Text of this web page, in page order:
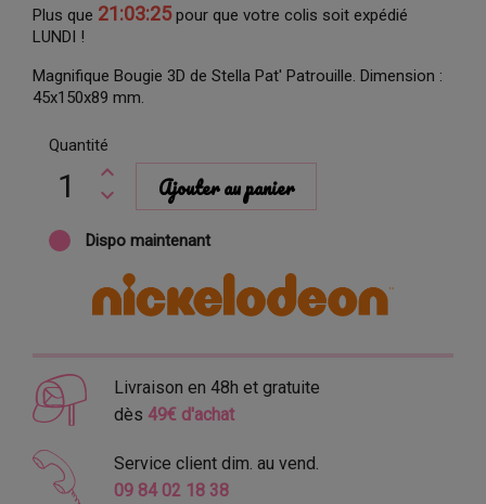
Plus que 21:03:25pour que votre colis soit expédié
LUNDI !
Magnifique Bougie 3D de Stella Pat' Patrouille. Dimension :
45x150x89 mm.
Quantité
Ajouter au panier
Dispo maintenant
Livraison en 48h et gratuite
dès 49€ d'achat
Service client dim. au vend.
09 84 02 18 38